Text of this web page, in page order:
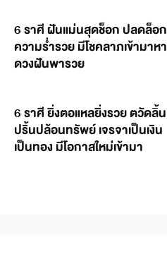
6 ราศี ฝันแม่นสุดช็อก ปลดล็อก
ความร่ำรวย มีโชคลาภเข้ามาหา
ดวงฝันพารวย
6 ราศี ยิ่งตอแหลยิ่งรวย ตวัดลิ้น
ปริ้นปล้อนทรัพย์ เจรจาเป็นเงิน
เป็นทอง มีโอกาสใหม่เข้ามา